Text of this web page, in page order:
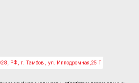
РФ, г. Тамбов , ул. Ипподромная,25 Г